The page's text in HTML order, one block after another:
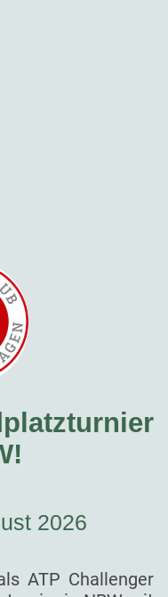
2026
ATP Challenger